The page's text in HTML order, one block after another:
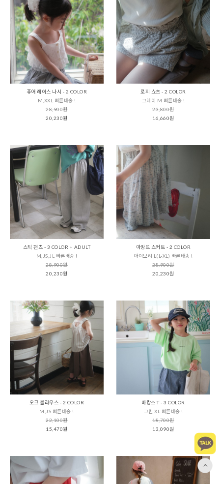
퓨어 레이스 나시 - 2 COLOR
M,XXL 빠른배송 !
28,900원
20,230원
로지 쇼츠 - 2 COLOR
그레이 M 빠른배송 !
23,800원
16,660원
스틱 팬츠 - 3 COLOR + ADULT
M,JS,JL 빠른배송 !
28,900원
20,230원
아망뜨 스커트 - 2 COLOR
아이보리 L(L-XL) 빠른배송 !
28,900원
20,230원
오크 블라우스 - 2 COLOR
M,JS 빠른배송 !
22,100원
15,470원
바캉스 T - 3 COLOR
그린 XL 빠른배송 !
18,700원
13,090원